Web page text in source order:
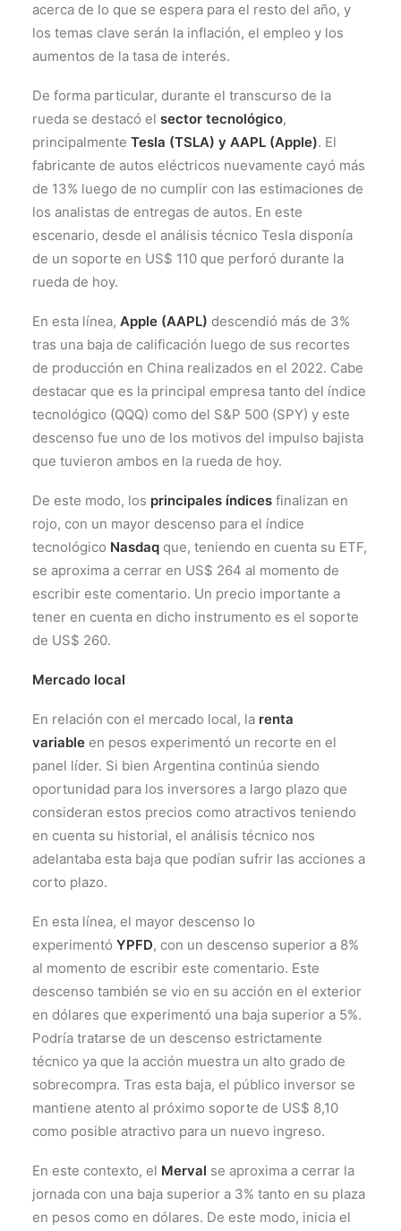
acerca de lo que se espera para el resto del año, y
los temas clave serán la inflación, el empleo y los
aumentos de la tasa de interés.
De forma particular, durante el transcurso de la
rueda se destacó el sector tecnológico,
principalmente Tesla (TSLA) y AAPL (Apple). El
fabricante de autos eléctricos nuevamente cayó más
de 13% luego de no cumplir con las estimaciones de
los analistas de entregas de autos. En este
escenario, desde el análisis técnico Tesla disponía
de un soporte en US$ 110 que perforó durante la
rueda de hoy.
En esta línea, Apple (AAPL) descendió más de 3%
tras una baja de calificación luego de sus recortes
de producción en China realizados en el 2022. Cabe
destacar que es la principal empresa tanto del índice
tecnológico (QQQ) como del S&P 500 (SPY) y este
descenso fue uno de los motivos del impulso bajista
que tuvieron ambos en la rueda de hoy.
De este modo, los principales índices finalizan en
rojo, con un mayor descenso para el índice
tecnológico Nasdaq que, teniendo en cuenta su ETF,
se aproxima a cerrar en US$ 264 al momento de
escribir este comentario. Un precio importante a
tener en cuenta en dicho instrumento es el soporte
de US$ 260.
Mercado local
En relación con el mercado local, la renta
variable en pesos experimentó un recorte en el
panel líder. Si bien Argentina continúa siendo
oportunidad para los inversores a largo plazo que
consideran estos precios como atractivos teniendo
en cuenta su historial, el análisis técnico nos
adelantaba esta baja que podían sufrir las acciones a
corto plazo.
En esta línea, el mayor descenso lo
experimentó YPFD, con un descenso superior a 8%
al momento de escribir este comentario. Este
descenso también se vio en su acción en el exterior
en dólares que experimentó una baja superior a 5%.
Podría tratarse de un descenso estrictamente
técnico ya que la acción muestra un alto grado de
sobrecompra. Tras esta baja, el público inversor se
mantiene atento al próximo soporte de US$ 8,10
como posible atractivo para un nuevo ingreso.
En este contexto, el Merval se aproxima a cerrar la
jornada con una baja superior a 3% tanto en su plaza
en pesos como en dólares. De este modo, inicia el